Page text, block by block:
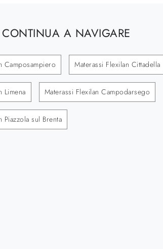
CONTINUA A NAVIGARE
Camposampiero Materassi Flexilan Cittadella
Limena Materassi Flexilan Campodarsego
Piazzola sul Brenta